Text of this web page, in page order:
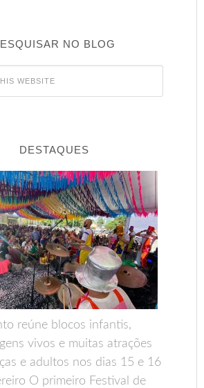
NO BLOG
DESTAQUES
reúne blocos infantis,
vivos e muitas atrações
e adultos nos dias 15 e 16
O primeiro Festival de